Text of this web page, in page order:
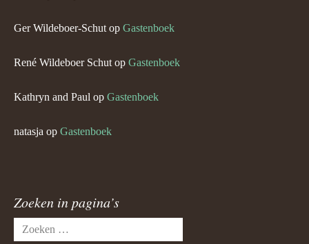
Ger Wildeboer-Schut op Gastenboek
René Wildeboer Schut op Gastenboek
Kathryn and Paul op Gastenboek
natasja op Gastenboek
Zoeken in pagina’s
Zoeken
naar: